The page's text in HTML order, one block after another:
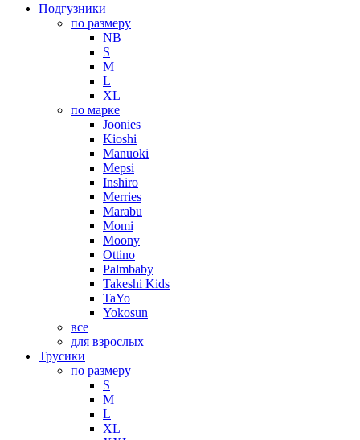
Подгузники
по размеру
NB
S
M
L
XL
по марке
Joonies
Kioshi
Manuoki
Mepsi
Inshiro
Merries
Marabu
Momi
Moony
Ottino
Palmbaby
Takeshi Kids
TaYo
Yokosun
все
для взрослых
Трусики
по размеру
S
M
L
XL